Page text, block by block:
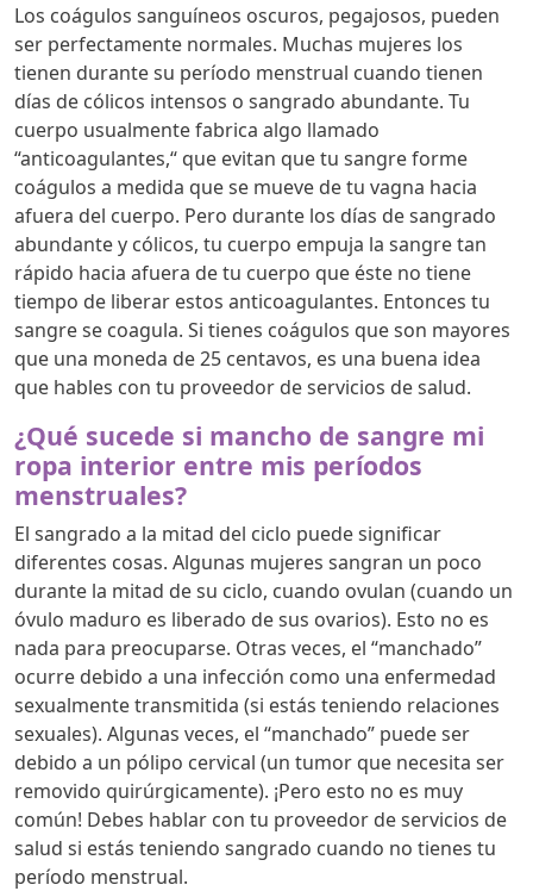
Los coágulos sanguíneos oscuros, pegajosos, pueden
ser perfectamente normales. Muchas mujeres los
tienen durante su período menstrual cuando tienen
días de cólicos intensos o sangrado abundante. Tu
cuerpo usualmente fabrica algo llamado
“anticoagulantes,“ que evitan que tu sangre forme
coágulos a medida que se mueve de tu vagna hacia
afuera del cuerpo. Pero durante los días de sangrado
abundante y cólicos, tu cuerpo empuja la sangre tan
rápido hacia afuera de tu cuerpo que éste no tiene
tiempo de liberar estos anticoagulantes. Entonces tu
sangre se coagula. Si tienes coágulos que son mayores
que una moneda de 25 centavos, es una buena idea
que hables con tu proveedor de servicios de salud.
¿Qué sucede si mancho de sangre mi
ropa interior entre mis períodos
menstruales?
El sangrado a la mitad del ciclo puede significar
diferentes cosas. Algunas mujeres sangran un poco
durante la mitad de su ciclo, cuando ovulan (cuando un
óvulo maduro es liberado de sus ovarios). Esto no es
nada para preocuparse. Otras veces, el “manchado”
ocurre debido a una infección como una enfermedad
sexualmente transmitida (si estás teniendo relaciones
sexuales). Algunas veces, el “manchado” puede ser
debido a un pólipo cervical (un tumor que necesita ser
removido quirúrgicamente). ¡Pero esto no es muy
común! Debes hablar con tu proveedor de servicios de
salud si estás teniendo sangrado cuando no tienes tu
período menstrual.